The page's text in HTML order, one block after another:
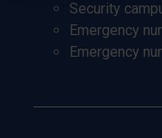
Security
Emergency
Emergency